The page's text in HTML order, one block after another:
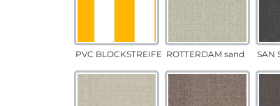
PVC BLOCKSTREIFEN gelbROTTERDAM sand SAN